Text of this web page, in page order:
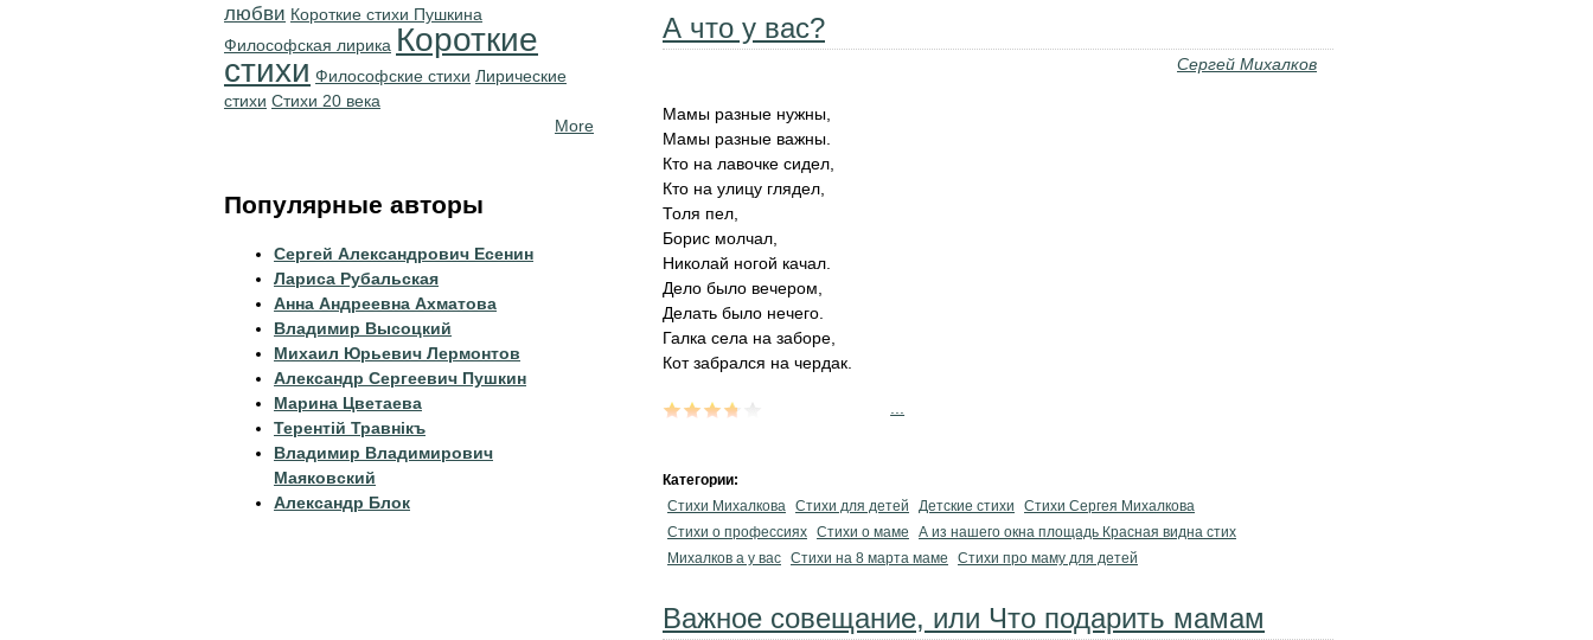
А что у вас?
Сергей Михалков
Мамы разные нужны,
Мамы разные важны.
Кто на лавочке сидел,
Кто на улицу глядел,
Толя пел,
Борис молчал,
Николай ногой качал.
Дело было вечером,
Делать было нечего.
Галка села на заборе,
Кот забрался на чердак.
Категории:
Стихи Михалкова Стихи для детей Детские стихи
Стихи Сергея Михалкова
Стихи о профессиях Стихи о маме
А из нашего окна площадь Красная видна стих
Михалков а у вас Стихи на 8 марта маме Стихи про маму для детей
Важное совещание, или Что подарить мамам
любви Короткие стихи Пушкина
Философская лирика Короткие
стихи Философские стихи Лирические
стихи Стихи 20 века
More
Популярные авторы
Сергей Александрович Есенин
Лариса Рубальская
Анна Андреевна Ахматова
Владимир Высоцкий
Михаил Юрьевич Лермонтов
Александр Сергеевич Пушкин
Марина Цветаева
Терентiй Травнiкъ
Владимир Владимирович
Маяковский
Александр Блок